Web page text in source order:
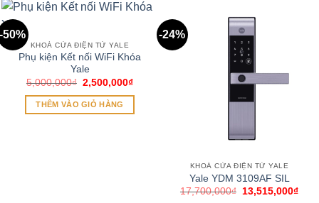
-50%
KHOÁ CỬA ĐIỆN TỬ YALE
Phụ kiện Kết nối WiFi Khóa
Yale
5,000,000₫ Giá
gốc
là:
5,000,000₫.
2,500,000₫Giá
tại
THÊM VÀO GIỎ HÀNG
-24%
KHOÁ CỬA ĐIỆN TỬ YALE
Yale YDM 3109AF SIL
17,700,000₫
Giá
13,515,000₫Giá